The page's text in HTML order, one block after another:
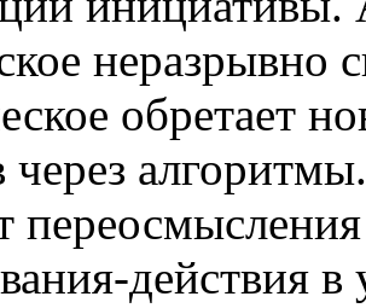
неразрывно
обретает
действия в